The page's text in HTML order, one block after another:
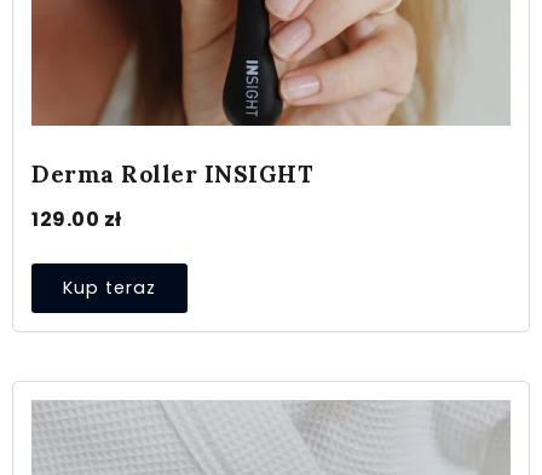
Derma Roller INSIGHT
129.00 zł
Kup teraz